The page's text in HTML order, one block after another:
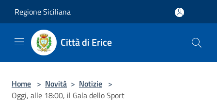
Regione Siciliana
Città di Erice
Home > Novità > Notizie >
Oggi, alle 18:00, il Gala dello Sport